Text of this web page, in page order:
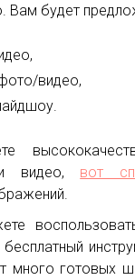
Вам будет
видео,
видео, вот
много готовых